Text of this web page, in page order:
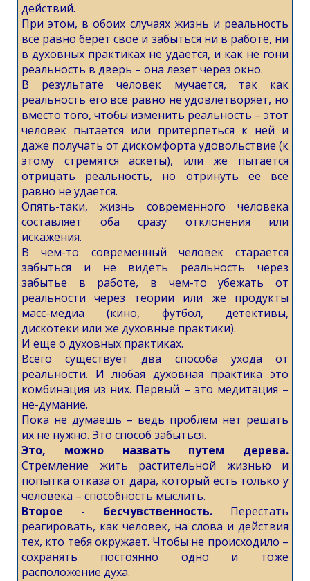
действий.
При этом, в обоих случаях жизнь и реальность
все равно берет свое и забыться ни в работе, ни
в духовных практиках не удается, и как не гони
реальность в дверь – она лезет через окно.
В результате человек мучается, так как
реальность его все равно не удовлетворяет, но
вместо того, чтобы изменить реальность – этот
человек пытается или притерпеться к ней и
даже получать от дискомфорта удовольствие (к
этому стремятся аскеты), или же пытается
отрицать реальность, но отринуть ее все
равно не удается.
Опять-таки, жизнь современного человека
составляет оба сразу отклонения или
искажения.
В чем-то современный человек старается
забыться и не видеть реальность через
забытье в работе, в чем-то убежать от
реальности через теории или же продукты
масс-медиа (кино, футбол, детективы,
дискотеки или же духовные практики).
И еще о духовных практиках.
Всего существует два способа ухода от
реальности. И любая духовная практика это
комбинация из них. Первый – это медитация –
не-думание.
Пока не думаешь – ведь проблем нет решать
их не нужно. Это способ забыться.
Это, можно назвать путем дерева.
Стремление жить растительной жизнью и
попытка отказа от дара, который есть только у
человека – способность мыслить.
Второе - бесчувственность. Перестать
реагировать, как человек, на слова и действия
тех, кто тебя окружает. Чтобы не происходило –
сохранять постоянно одно и тоже
расположение духа.